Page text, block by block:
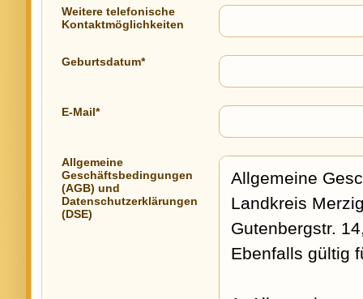
Weitere telefonische
Kontaktmöglichkeiten
Geburtsdatum*
E-Mail*
Allgemeine
Geschäftsbedingungen
(AGB) und
Datenschutzerklärungen
(DSE)